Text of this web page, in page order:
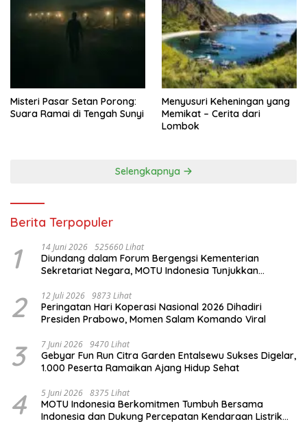
Misteri Pasar Setan Porong:
Suara Ramai di Tengah Sunyi
Menyusuri Keheningan yang
Memikat – Cerita dari
Lombok
Selengkapnya
Berita Terpopuler
1 14 Juni 2026 525660 Lihat
Diundang dalam Forum Bergengsi Kementerian
Sekretariat Negara, MOTU Indonesia Tunjukkan
2 12 Juli 2026 9873 Lihat
Peringatan Hari Koperasi Nasional 2026 Dihadiri
Presiden Prabowo, Momen Salam Komando Viral
3 7 Juni 2026 9470 Lihat
Gebyar Fun Run Citra Garden Entalsewu Sukses Digelar,
1.000 Peserta Ramaikan Ajang Hidup Sehat
4 5 Juni 2026 8375 Lihat
MOTU Indonesia Berkomitmen Tumbuh Bersama
Indonesia dan Dukung Percepatan Kendaraan Listrik